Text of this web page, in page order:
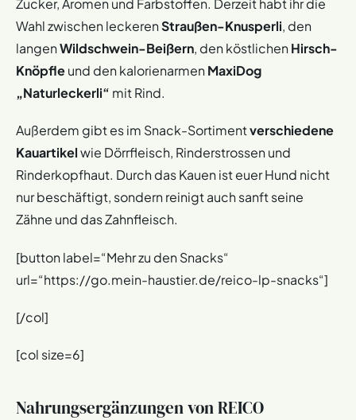
Zucker, Aromen und Farbstoffen. Derzeit habt ihr die
Wahl zwischen leckerenStraußen-Knusperli, den
langenWildschwein-Beißern, den köstlichenHirsch-
Knöpfleund den kalorienarmenMaxiDog
„Naturleckerli“ mit Rind.
Außerdem gibt es im Snack-Sortimentverschiedene
Kauartikelwie Dörrfleisch, Rinderstrossen und
Rinderkopfhaut. Durch das Kauen ist euer Hund nicht
nur beschäftigt, sondern reinigt auch sanft seine
Zähne und das Zahnfleisch.
[button label=“Mehr zu den Snacks“
url=“https://go.mein-haustier.de/reico-lp-snacks“]
[/col]
[col size=6]
Nahrungsergänzungen von REICO